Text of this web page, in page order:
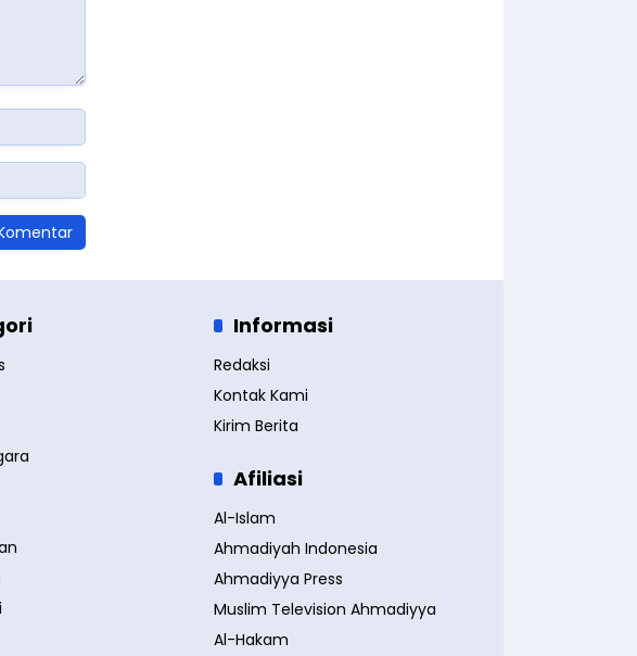
Informasi
Redaksi
Kontak Kami
Kirim Berita
Afiliasi
Al-Islam
Ahmadiyah Indonesia
Ahmadiyya Press
Muslim Television Ahmadiyya
Al-Hakam